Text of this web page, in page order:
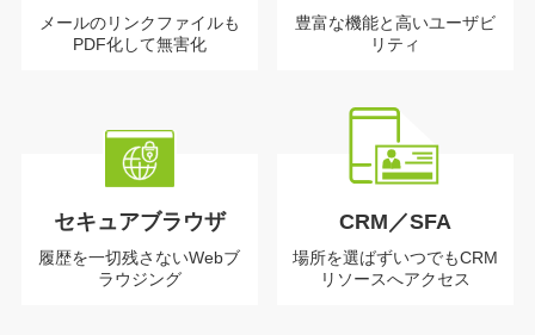
メールのリンクファイルも
PDF化して無害化
豊富な機能と高いユーザビ
リティ
セキュアブラウザ
履歴を一切残さないWebブ
ラウジング
CRM／SFA
場所を選ばずいつでもCRM
リソースへアクセス